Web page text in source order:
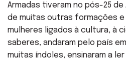
Armadas tiveram no pós-25
de muitas outras formações
mulheres ligados à cultura, à
saberes, andaram pelo país
muitas índoles, ensinaram a